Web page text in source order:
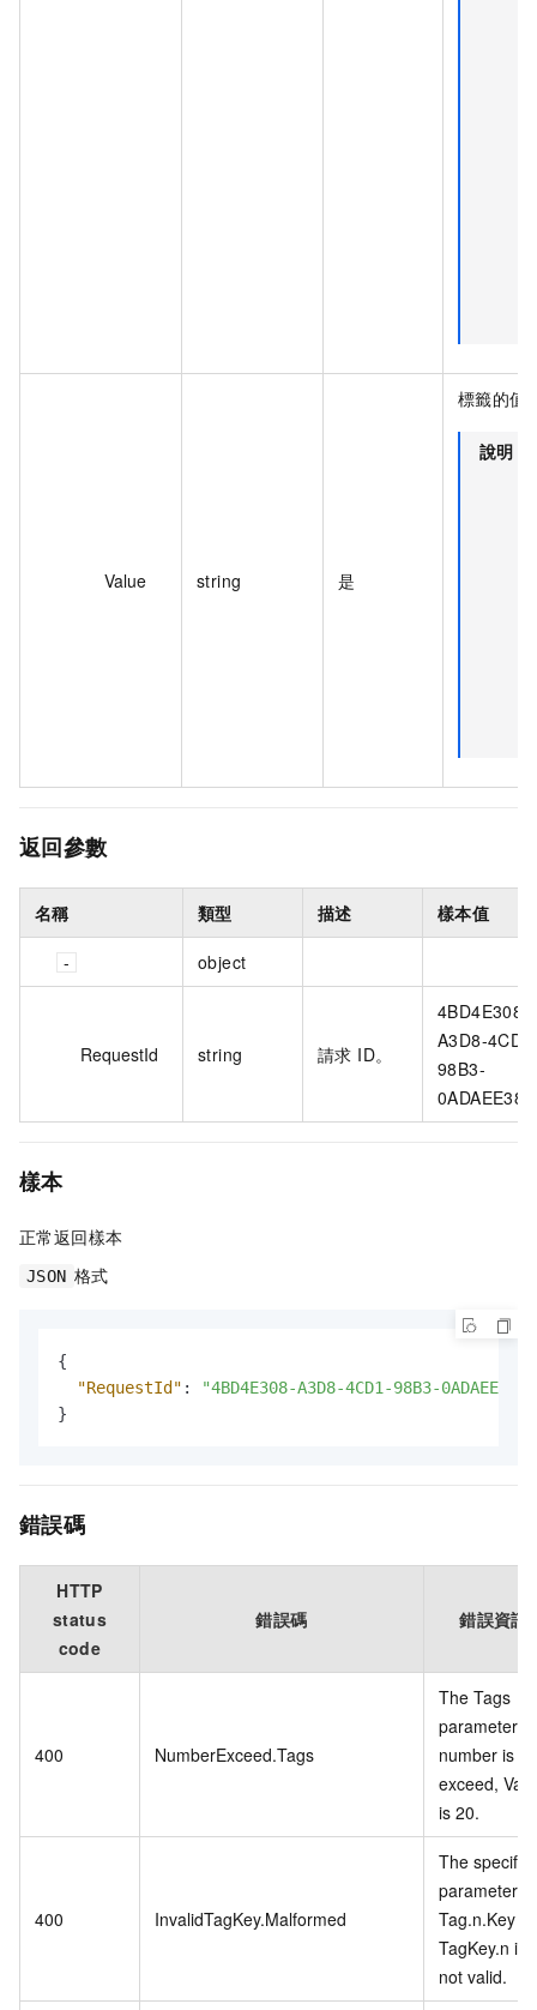
Value string 是
標籤的值
說明
返回參數
名稱 類型 描述 樣本值
object
RequestId string 請求 ID。
4BD4E308-
A3D8-
98B3-
樣本
正常返回樣本
JSON 格式
{
"RequestId" :
"4BD4E308-A3D8-4CD1-98B3-
}
錯誤碼
HTTP
status
code
錯誤碼 錯誤資訊
400 NumberExceed.Tags
The Tags
parameter
number is
exceed,
is 20.
400 InvalidTagKey.Malformed
The
parameter
Tag.n.Key or
TagKey.n is
not valid.